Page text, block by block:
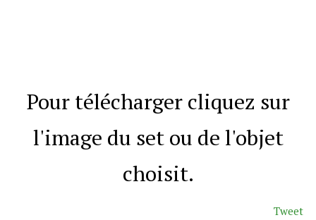
Chambre enfant
Jardin
Pour télécharger cliquez sur
l'image du set ou de l'objet
choisit.
Tweet